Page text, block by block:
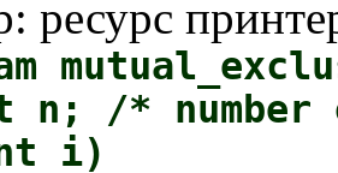
n; /* number
i)